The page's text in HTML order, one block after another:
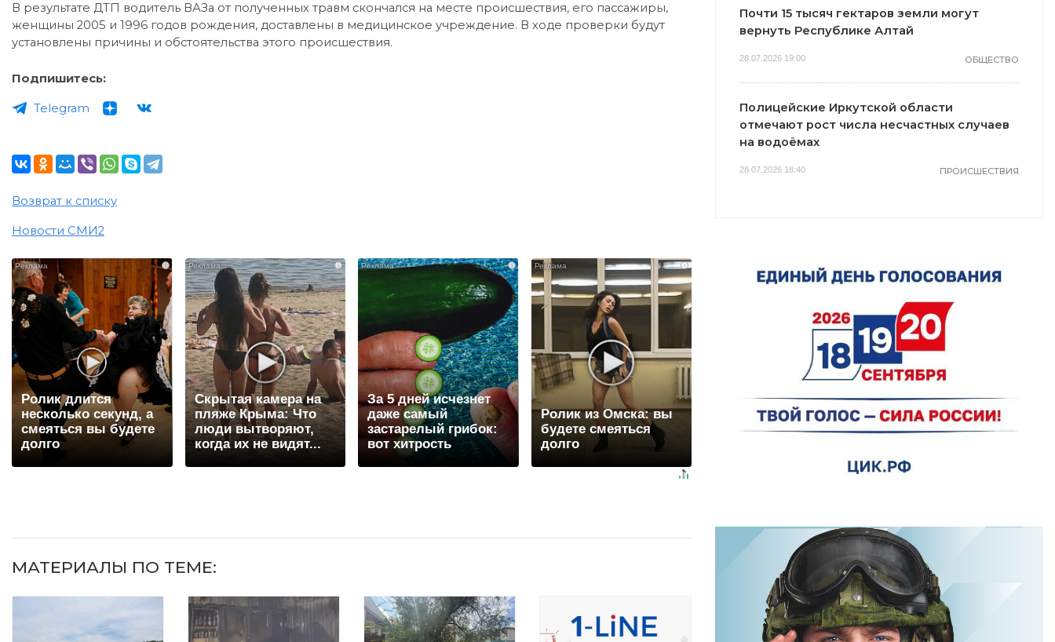
В результате ДТП водитель ВАЗа от полученных травм скончался на месте происшествия, его пассажиры,
женщины 2005 и 1996 годов рождения, доставлены в медицинское учреждение. В ходе проверки будут
установлены причины и обстоятельства этого происшествия.
Подпишитесь:
Telegram
Возврат к списку
Новости СМИ2
i
Ролик длится
несколько секунд, а
смеяться вы будете
долго
i
Скрытая камера на
пляже Крыма: Что
люди вытворяют,
когда их не видят...
i
За 5 дней исчезнет
даже самый
застарелый грибок:
вот хитрость
i
Ролик из Омска: вы
будете смеяться
долго
МАТЕРИАЛЫ ПО ТЕМЕ:
Почти 15 тысяч гектаров земли могут
вернуть Республике Алтай
28.07.2026 19:00 ОБЩЕСТВО
Полицейские Иркутской области
отмечают рост числа несчастных случаев
на водоёмах
28.07.2026 18:40 ПРОИСШЕСТВИЯ